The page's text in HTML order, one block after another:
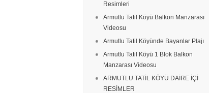
Resimleri
Armutlu Tatil Köyü Balkon Manzarası
Videosu
Armutlu Tatil Köyünde Bayanlar Plajı
Armutlu Tatil Köyü 1 Blok Balkon
Manzarası Videosu
ARMUTLU TATİL KÖYÜ DAİRE İÇİ
RESİMLER